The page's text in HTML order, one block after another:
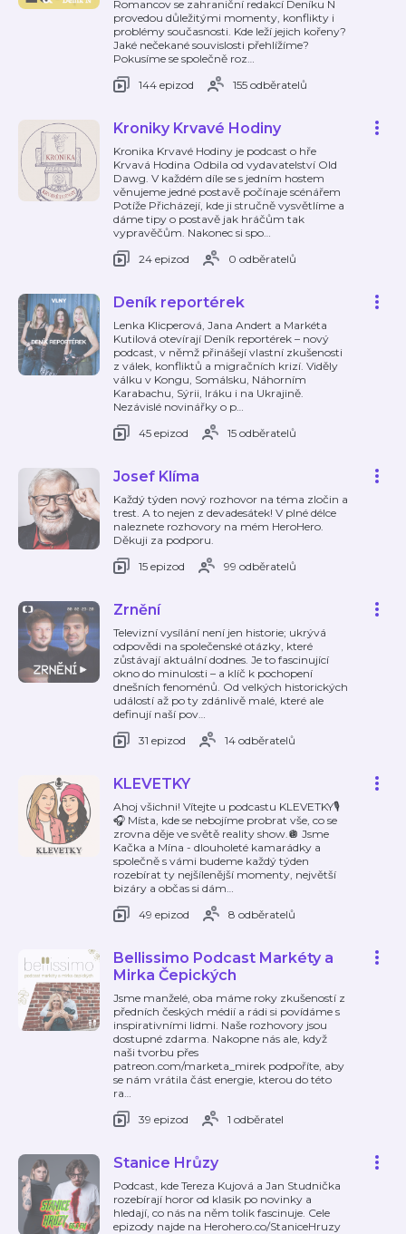
Romancov se zahraniční redakcí Deníku N
provedou důležitými momenty, konflikty i
problémy současnosti. Kde leží jejich kořeny?
Jaké nečekané souvislosti přehlížíme?
Pokusíme se společně roz…
144 epizod
155 odběratelů
Kroniky Krvavé Hodiny
Kronika Krvavé Hodiny je podcast o hře
Krvavá Hodina Odbila od vydavatelství Old
Dawg. V každém díle se s jedním hostem
věnujeme jedné postavě počínaje scénářem
Potíže Přicházejí, kde ji stručně vysvětlíme a
dáme tipy o postavě jak hráčům tak
vypravěčům. Nakonec si spo…
24 epizod
0 odběratelů
Deník reportérek
Lenka Klicperová, Jana Andert a Markéta
Kutilová otevírají Deník reportérek – nový
podcast, v němž přinášejí vlastní zkušenosti
z válek, konfliktů a migračních krizí. Viděly
válku v Kongu, Somálsku, Náhorním
Karabachu, Sýrii, Iráku i na Ukrajině.
Nezávislé novinářky o p…
45 epizod
15 odběratelů
Josef Klíma
Každý týden nový rozhovor na téma zločin a
trest. A to nejen z devadesátek! V plné délce
naleznete rozhovory na mém HeroHero.
Děkuji za podporu.
15 epizod
99 odběratelů
Zrnění
Televizní vysílání není jen historie; ukrývá
odpovědi na společenské otázky, které
zůstávají aktuální dodnes. Je to fascinující
okno do minulosti – a klíč k pochopení
dnešních fenoménů. Od velkých historických
událostí až po ty zdánlivě malé, které ale
definují naší pov…
31 epizod
14 odběratelů
KLEVETKY
Ahoj všichni! Vítejte u podcastu KLEVETKY🎙️
🎧 Místa, kde se nebojíme probrat vše, co se
zrovna děje ve světě reality show.🪩 Jsme
Kačka a Mína - dlouholeté kamarádky a
společně s vámi budeme každý týden
rozebírat ty nejšílenější momenty, největší
bizáry a občas si dám…
49 epizod
8 odběratelů
Bellissimo Podcast Markéty a
Mirka Čepických
Jsme manželé, oba máme roky zkušeností z
předních českých médií a rádi si povídáme s
inspirativními lidmi. Naše rozhovory jsou
dostupné zdarma. Nakopne nás ale, když
naši tvorbu přes
patreon.com/marketa_mirek podpoříte, aby
se nám vrátila část energie, kterou do této
ra…
39 epizod
1 odběratel
Stanice Hrůzy
Podcast, kde Tereza Kujová a Jan Studnička
rozebírají horor od klasik po novinky a
hledají, co nás na něm tolik fascinuje. Cele
epizody najde na Herohero.co/StaniceHruzy